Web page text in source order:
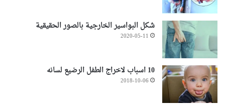
شكل البواسير الخارجية بالصور الحقيقية
2020-05-11
10 اسباب لاخراج الطفل الرضيع لسانه
2018-10-06